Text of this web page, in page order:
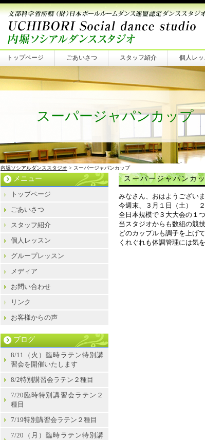
トップページ ごあいさつ スタッフ紹介 個人レッ
スーパージャパンカップ
内堀ソシアルダンススタジオ > スーパージャパンカップ
スーパージャパンカ
みなさん、おはようございま
今週末、３月１日（土） ２
全日本規模で３大大会の１
当スタジオからも数組の競
どのカップルも調子を上げて
くれぐれも体調管理には気
メニュー
トップページ
ごあいさつ
スタッフ紹介
個人レッスン
グループレッスン
メディア
お問い合わせ
リンク
お客様からの声
ブログ
8/11（火）臨時ラテン特別講
習会を開催いたします
8/2特別講習会ラテン２種目
7/20臨時特別講習会ラテン２
種目
7/19特別講習会ラテン２種目
7/20（月）臨時ラテン特別講